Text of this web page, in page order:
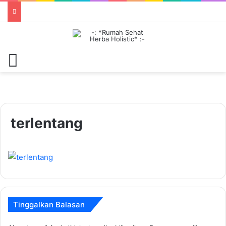
terlentang
Tinggalkan Balasan